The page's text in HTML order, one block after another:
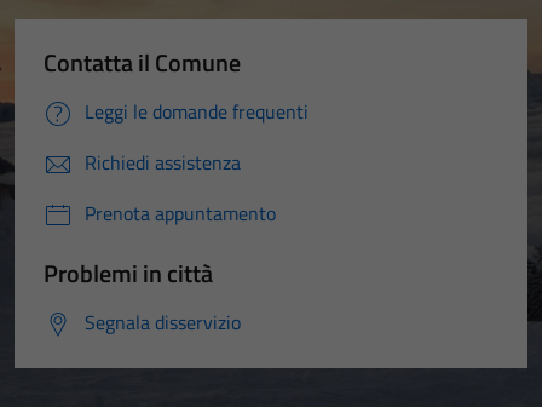
Contatta il Comune
Leggi le domande frequenti
Richiedi assistenza
Prenota appuntamento
Problemi in città
Segnala disservizio